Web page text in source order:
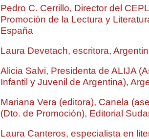
Pedro C. Cerrillo, Director del
Promoción de la Lectura y
España
Laura Devetach, escritora,
Alicia Salvi, Presidenta de ALIJA
Infantil y Juvenil de Argentina),
Mariana Vera (editora), Canela
(Dto. de Promoción), Editorial
Laura Canteros, especialista en